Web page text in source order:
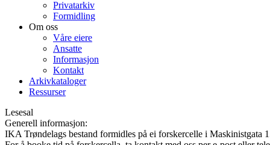
Privatarkiv
Formidling
Om oss
Våre eiere
Ansatte
Informasjon
Kontakt
Arkivkataloger
Ressurser
Lesesal
Generell informasjon:
IKA Trøndelags bestand formidles på ei forskercelle i Maskinistgata